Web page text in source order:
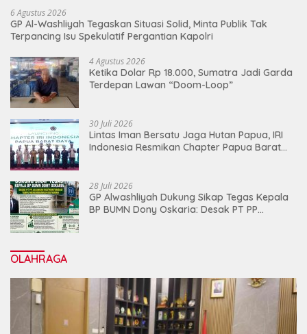
6 Agustus 2026
GP Al-Washliyah Tegaskan Situasi Solid, Minta Publik Tak
Terpancing Isu Spekulatif Pergantian Kapolri
4 Agustus 2026
Ketika Dolar Rp 18.000, Sumatra Jadi Garda
Terdepan Lawan “Doom-Loop”
30 Juli 2026
Lintas Iman Bersatu Jaga Hutan Papua, IRI
Indonesia Resmikan Chapter Papua Barat
28 Juli 2026
GP Alwashliyah Dukung Sikap Tegas Kepala
BP BUMN Dony Oskaria: Desak PT PP
OLAHRAGA